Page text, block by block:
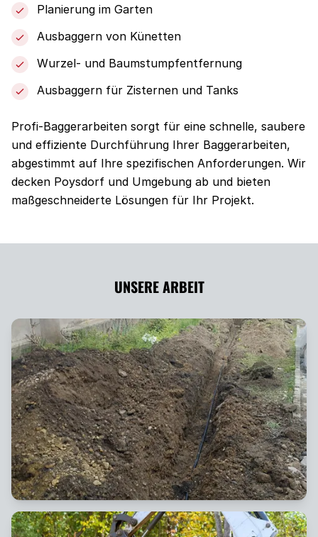
Planierung im Garten
Ausbaggern von Künetten
Wurzel- und Baumstumpfentfernung
Ausbaggern für Zisternen und Tanks
Profi-Baggerarbeiten sorgt für eine schnelle, saubere
und effiziente Durchführung Ihrer Baggerarbeiten,
abgestimmt auf Ihre spezifischen Anforderungen. Wir
decken Poysdorf und Umgebung ab und bieten
maßgeschneiderte Lösungen für Ihr Projekt.
UNSERE ARBEIT